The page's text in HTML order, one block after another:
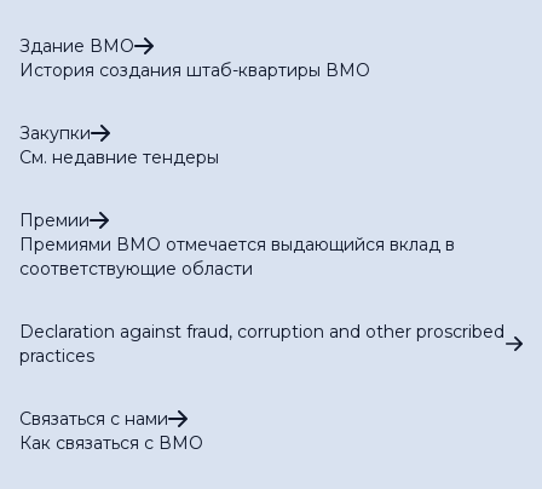
Здание ВМО
История создания штаб-квартиры ВМО
Закупки
См. недавние тендеры
Премии
Премиями ВМО отмечается выдающийся вклад в
соответствующие области
Declaration against fraud, corruption and other proscribed
practices
Связаться с нами
Как связаться с ВМО